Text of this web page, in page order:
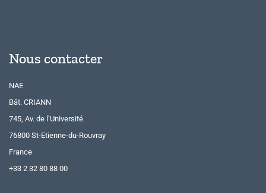
Nous contacter
NAE
Bât. CRIANN
745, Av. de l’Université
76800 St-Etienne-du-Rouvray
France
+33 2 32 80 88 00